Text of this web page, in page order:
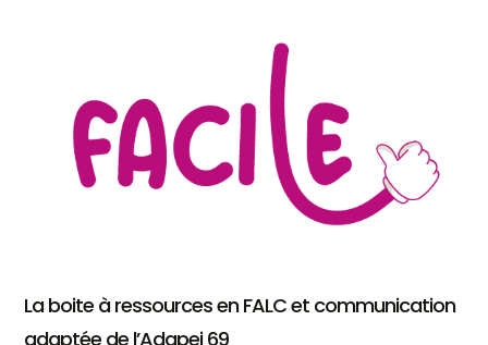
La boite à ressources en FALC et communication
adaptée de l’Adapei 69